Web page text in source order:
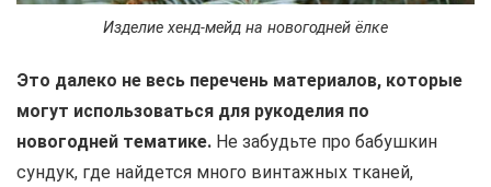
Изделие хенд-мейд на новогодней ёлке
Это далеко не весь перечень материалов, которые
могут использоваться для рукоделия по
новогодней тематике. Не забудьте про бабушкин
сундук, где найдется много винтажных тканей,